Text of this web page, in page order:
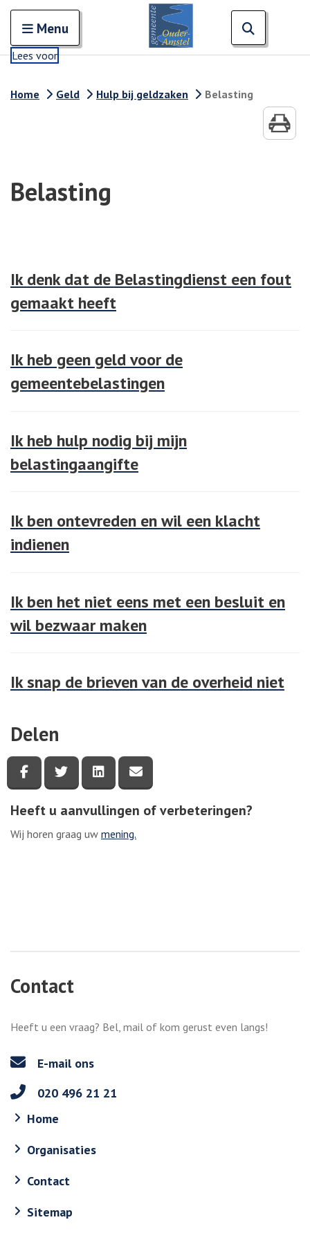
Open en sluit het
Menu
Lees voor
Home Geld Hulp bij geldzaken Belasting
Belasting
Ik denk dat de Belastingdienst een fout
gemaakt heeft
Ik heb geen geld voor de
gemeentebelastingen
Ik heb hulp nodig bij mijn
belastingaangifte
Ik ben ontevreden en wil een klacht
indienen
Ik ben het niet eens met een besluit en
wil bezwaar maken
Ik snap de brieven van de overheid niet
Delen
Deel deze pagina via Facebook
Deel deze pagina via Twitter
Deel deze pagina via LinkedIn
Heeft u aanvullingen of verbeteringen?
Wij horen graag uw mening.
Contact
Heeft u een vraag? Bel, mail of kom gerust even langs!
E-mail ons
020 496 21 21
Home
Organisaties
Contact
Sitemap